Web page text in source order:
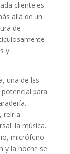
cliente es
allá de un
de
y
una de las
para
reír a
la música.
micrófono
y la noche se